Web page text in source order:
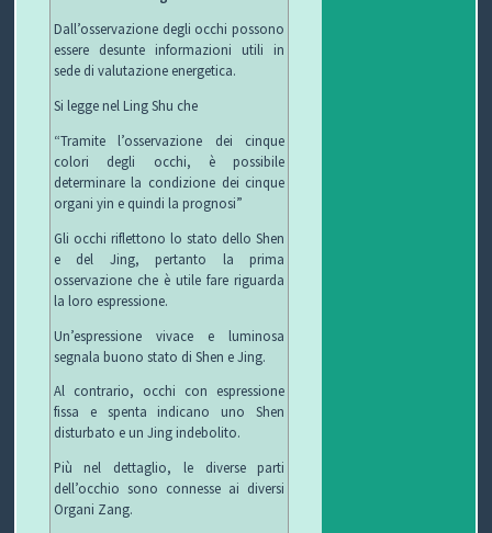
Dall’osservazione degli occhi possono
essere desunte informazioni utili in
sede di valutazione energetica.
Si legge nel Ling Shu che
“Tramite l’osservazione dei cinque
colori degli occhi, è possibile
determinare la condizione dei cinque
organi yin e quindi la prognosi”
Gli occhi riflettono lo stato dello Shen
e del Jing, pertanto la prima
osservazione che è utile fare riguarda
la loro espressione.
Un’espressione vivace e luminosa
segnala buono stato di Shen e Jing.
Al contrario, occhi con espressione
fissa e spenta indicano uno Shen
disturbato e un Jing indebolito.
Più nel dettaglio, le diverse parti
dell’occhio sono connesse ai diversi
Organi Zang.